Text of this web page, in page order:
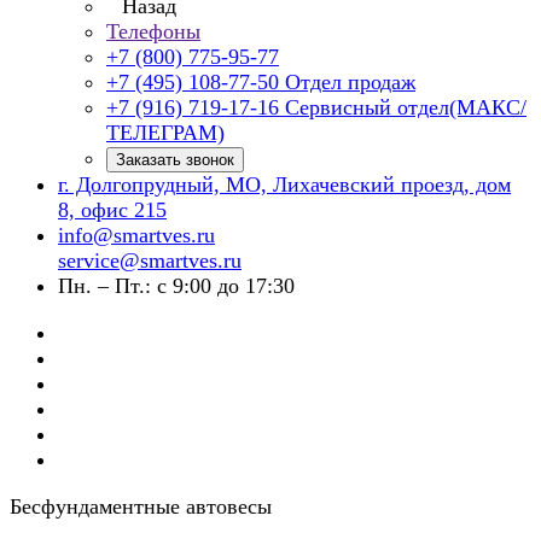
Назад
Телефоны
+7 (800) 775-95-77
+7 (495) 108-77-50 Отдел продаж
+7 (916) 719-17-16 Сервисный отдел(МАКС/
ТЕЛЕГРАМ)
Заказать звонок
г. Долгопрудный, МО, Лихачевский проезд, дом
8, офис 215
info@smartves.ru
service@smartves.ru
Пн. – Пт.: с 9:00 до 17:30
Бесфундаментные автовесы